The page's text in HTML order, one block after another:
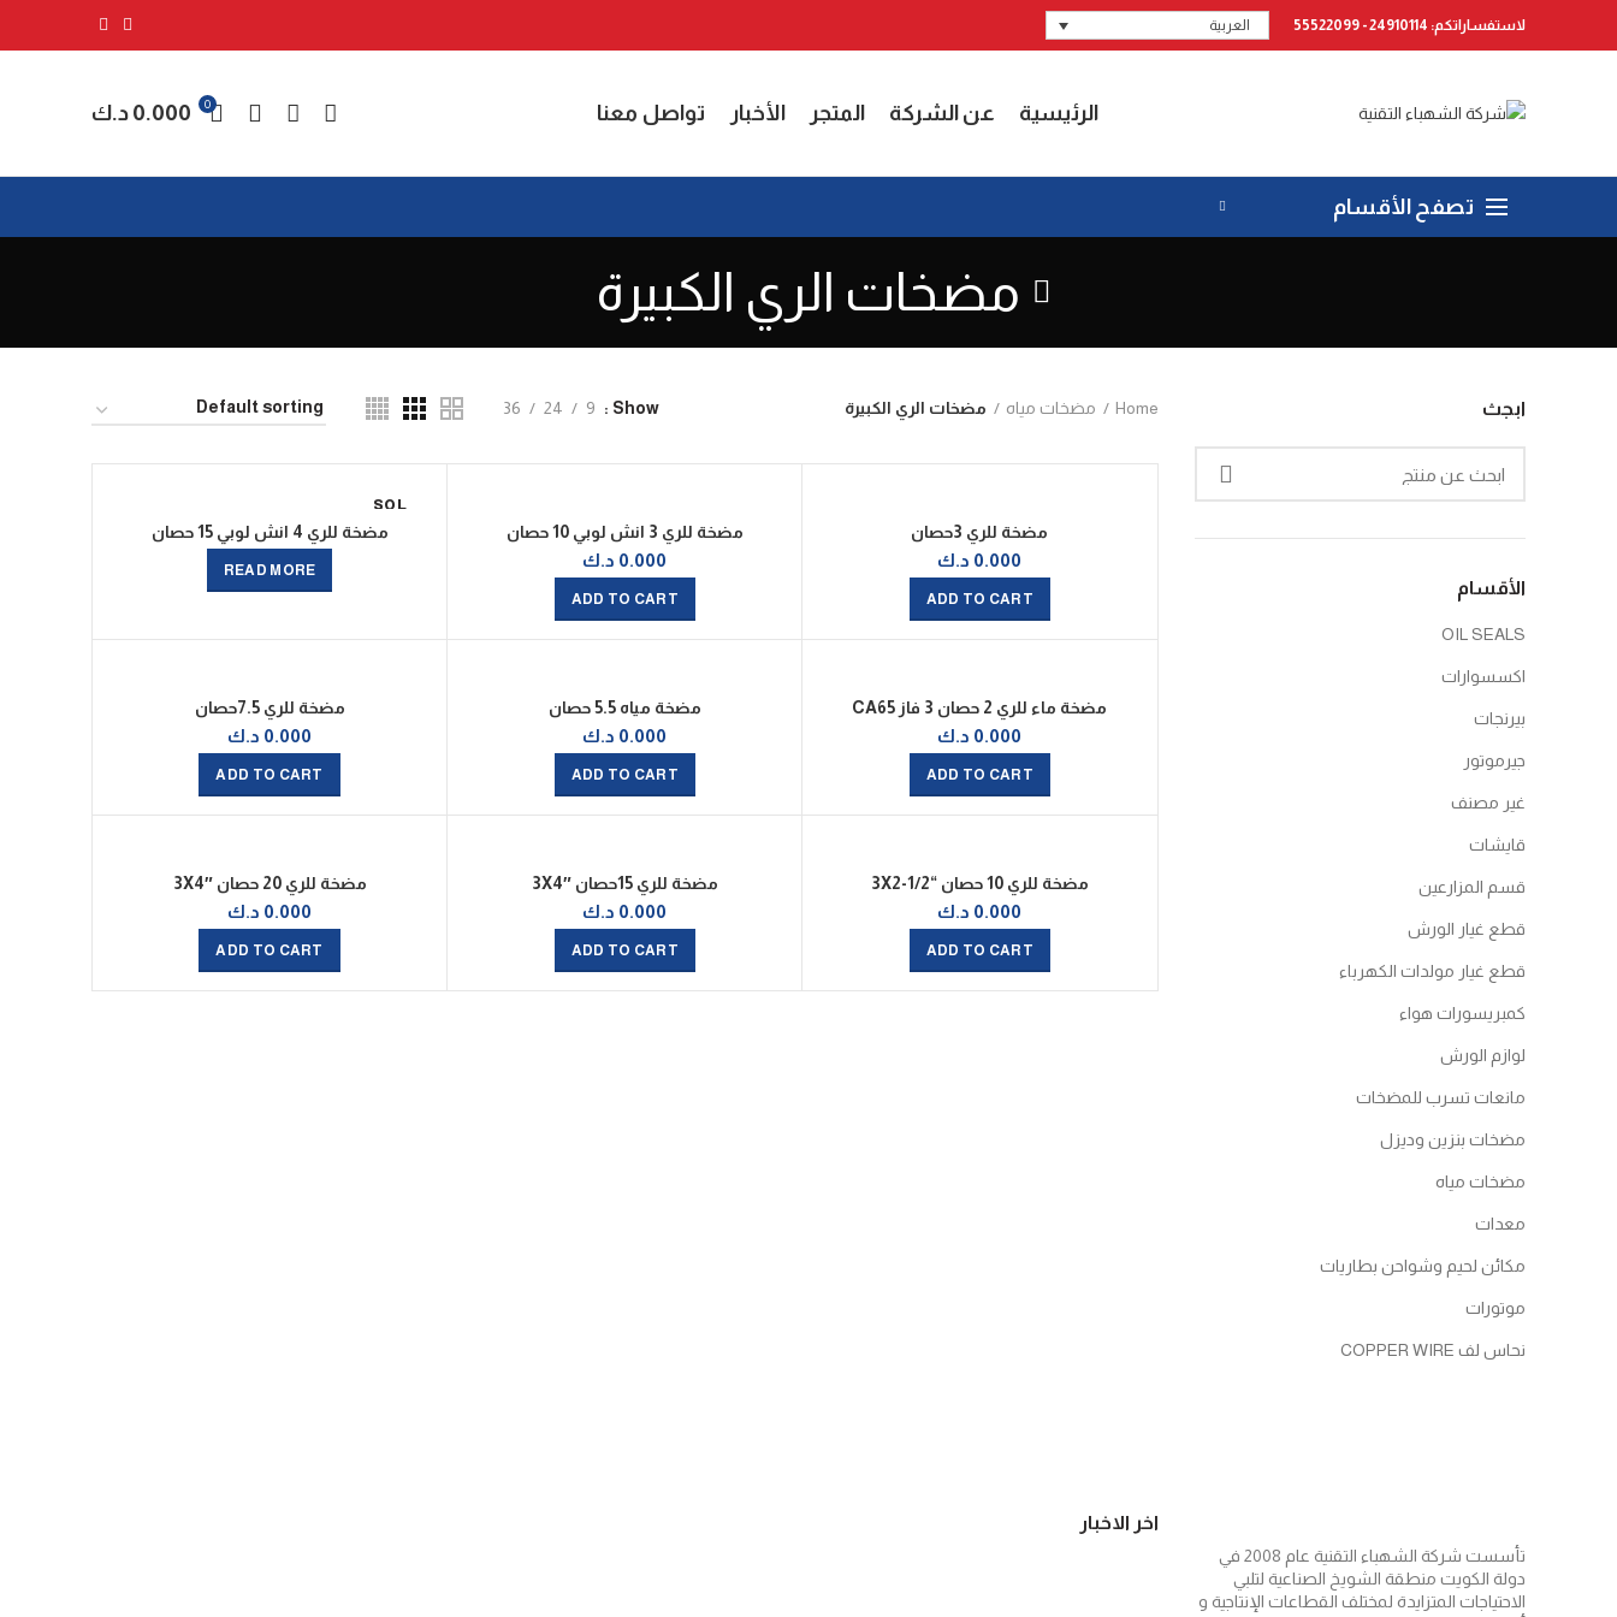
لاستفساراتكم: 24910114 - 55522099 العربية
الرئيسية عن الشركة المتجر الأخبار تواصل معنا 0
0.000 د.ك
تصفح الأقسام
مضخات الري الكبيرة
ابجث
الأقسام
OIL SEALS
اكسسوارات
بيرنجات
جيرموتور
غير مصنف
قايشات
قسم المزارعين
قطع غيار الورش
قطع غيار مولدات الكهرباء
كمبريسورات هواء
لوازم الورش
مانعات تسرب للمضخات
مضخات بنزين وديزل
مضخات مياه
معدات
مكائن لحيم وشواحن بطاريات
موتورات
نحاس لف COPPER WIRE
Home مضخات مياه مضخات الري الكبيرة Show
9
24
36
مضخة للري 3حصان
0.000 د.ك
ADD TO CART
مضخة للري 3 انش لوبي 10 حصان
0.000 د.ك
ADD TO CART
SOL
Tمضخة للري 4 انش لوبي 15 حصان
READ MORE
مضخة ماء للري 2 حصان 3 فاز CA65
0.000 د.ك
ADD TO CART
مضخة مياه 5.5 حصان
0.000 د.ك
ADD TO CART
مضخة للري 7.5حصان
0.000 د.ك
ADD TO CART
مضخة للري 10 حصان “3X2-1/2
0.000 د.ك
ADD TO CART
مضخة للري 15حصان 3X4″
0.000 د.ك
ADD TO CART
مضخة للري 20 حصان 3X4″
0.000 د.ك
ADD TO CART
تأسست شركة الشهباء التقنية عام 2008 في
دولة الكويت منطقة الشويخ الصناعية لتلبي
الاحتياجات المتزايدة لمختلف القطاعات الإنتاجية و
اخر الاخبار